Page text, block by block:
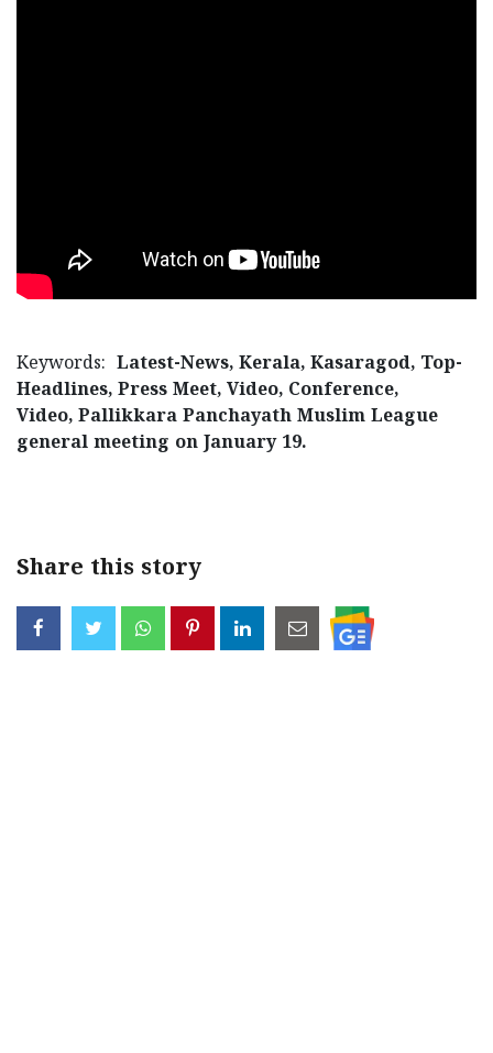
Keywords: Latest-News, Kerala, Kasaragod, Top-
Headlines, Press Meet, Video, Conference,
Video, Pallikkara Panchayath Muslim League
general meeting on January 19.
Share this story